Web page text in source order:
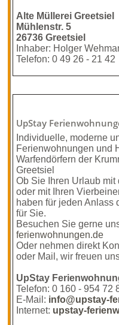
Alte Müllerei Greetsiel
Mühlenstr. 5
26736 Greetsiel
Inhaber: Holger
Telefon: 0 49 26 - 21 42
UpStay
Individuelle, moderne
Ferienwohnungen und
Warfendörfern der
Greetsiel
Ob Sie Ihren Urlaub
oder mit Ihren
haben für jeden Anlass
für Sie.
Besuchen Sie gerne
ferienwohnungen.de
Oder nehmen direkt
oder Mail, wir freuen
UpStay
Telefon: 0 160 - 954 72
E-Mail: info@upstay-
Internet: upstay-